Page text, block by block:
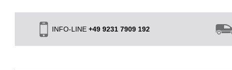
INFO-LINE +49 9231 7909 192